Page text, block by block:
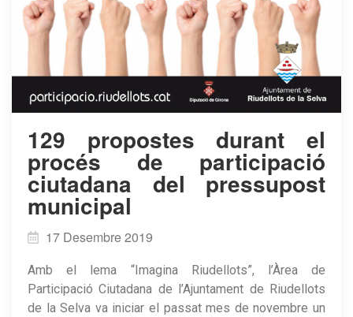
129 propostes durant el
procés de participació
ciutadana del pressupost
municipal
17 Desembre 2019
Amb el lema “Imagina Riudellots”, l’Àrea de
Participació Ciutadana de l’Ajuntament de Riudellots
de la Selva va iniciar el passat mes de novembre un